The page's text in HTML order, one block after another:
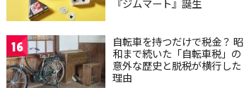
『ジムマート』誕生
16
自転車を持つだけで税金？ 昭
和まで続いた「自転車税」の
意外な歴史と脱税が横行した
理由